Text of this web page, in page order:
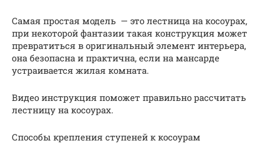
Самая простая модель — это лестница на косоурах,
при некоторой фантазии такая конструкция может
превратиться в оригинальный элемент интерьера,
она безопасна и практична, если на мансарде
устраивается жилая комната.
Видео инструкция поможет правильно рассчитать
лестницу на косоурах.
Способы крепления ступеней к косоурам